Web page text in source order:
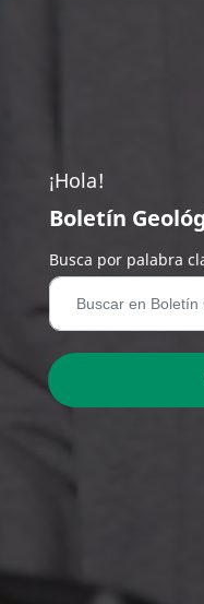
¡Hola!
Boletín
Busca por palabra